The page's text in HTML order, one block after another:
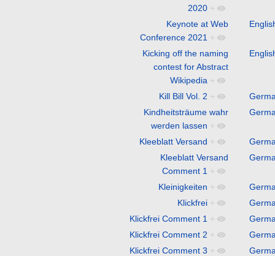
2020 +
Keynote at Web
Conference 2021 +
Kicking off the naming
contest for Abstract
Wikipedia +
Kill Bill Vol. 2 +
Kindheitsträume wahr
werden lassen +
Kleeblatt Versand +
Kleeblatt Versand
Comment 1 +
Kleinigkeiten +
Klickfrei +
Klickfrei Comment 1 +
Klickfrei Comment 2 +
Klickfrei Comment 3 +